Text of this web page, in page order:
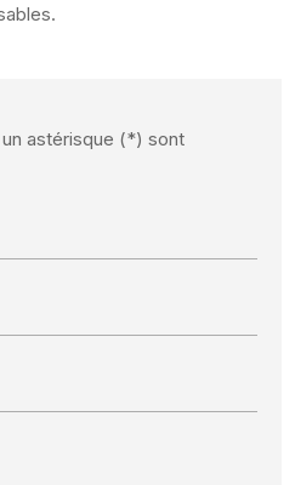
astérisque (*) sont